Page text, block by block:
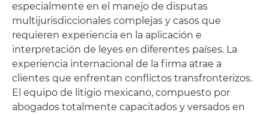
especialmente en el manejo de disputas
multijurisdiccionales complejas y casos que
requieren experiencia en la aplicación e
interpretación de leyes en diferentes países. La
experiencia internacional de la firma atrae a
clientes que enfrentan conflictos transfronterizos.
El equipo de litigio mexicano, compuesto por
abogados totalmente capacitados y versados en